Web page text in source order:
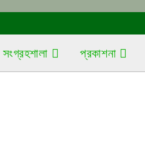
সংগ্রহশালা প্রকাশনা